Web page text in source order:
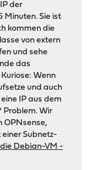
der
Minuten. Sie ist
kommen die
von extern
und sehe
das
Wenn
und auch
IP aus dem
Problem. Wir
OPNsense,
Subnetz-
Debian-VM -